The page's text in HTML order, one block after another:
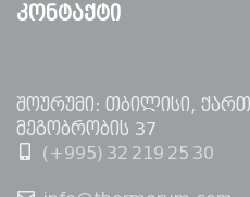
ᲙᲝᲜᲢᲐᲥᲢᲘ
შოურუმი: თბილისი,
მეგობრობის 37
(+995) 32 219 25 30